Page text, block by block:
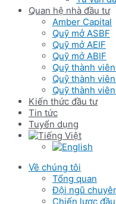
Quan hệ nhà đầu tư
Amber Capital
Quỹ mở ASBF
Quỹ mở AEIF
Quỹ mở ABIF
Quỹ thành
Quỹ thành
Quỹ thành
Kiến thức đầu tư
Tin tức
Tuyển dụng
Về chúng tôi
Tổng quan
Đội ngũ
Chiến lược